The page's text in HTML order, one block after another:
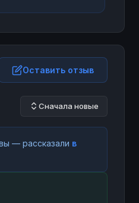
Оставить отзыв
Сначала новые
— рассказали в